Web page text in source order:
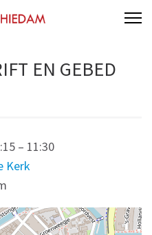
van
EN GEBED
– 11:30
Kerk